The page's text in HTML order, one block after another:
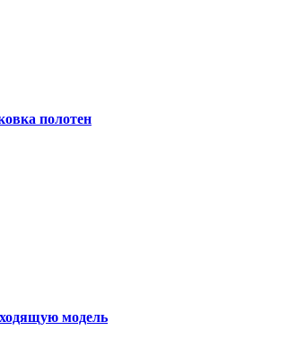
полотен
модель